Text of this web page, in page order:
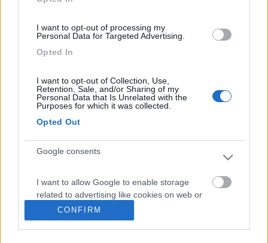
I want to opt-out of processing my
Personal Data for Targeted Advertising.
Opted In
I want to opt-out of Collection, Use,
Retention, Sale, and/or Sharing of my
Personal Data that Is Unrelated with the
Purposes for which it was collected.
Opted Out
Google consents
I want to allow Google to enable storage
related to advertising like cookies on web or
device identifiers in apps.
CONFIRM
ha un'entrata PL dall'antenna CB e due uscite una PL x il CB e
elonembo
Inserito il01/04/2007 alle:23:33:45
Grazie fbct e duke63 per i consigli. Duke 63 mi potresti dire
come si chiama il dispositivo? Cosa vuoi dire che non è il
massimo? Funziona meglio dell'antenna incorporata nello
Linusid="Georgia">id="size3">id="blue">
Argomenti recenti